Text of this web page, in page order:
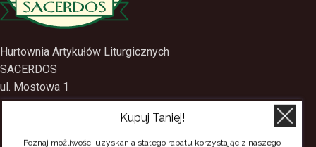
Hurtownia Artykułów Liturgicznych
SACERDOS
ul. Mostowa 1
09-402 Płock
tel.kom.501-384-314
Poznaj możliwości uzyskania stałego rabatu korzystając z naszego
programu lojalnościowego.